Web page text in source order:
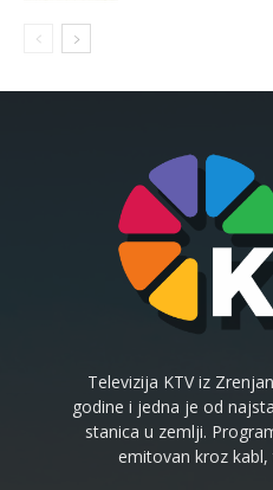
Televizija KTV iz
godine i jedna je od
stanica u zemlji.
emitovan kroz